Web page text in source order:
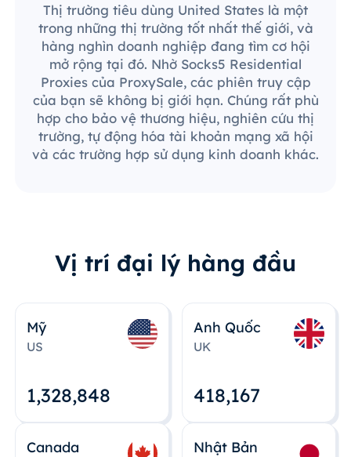
Thị trường tiêu dùng United States là một
trong những thị trường tốt nhất thế giới, và
hàng nghìn doanh nghiệp đang tìm cơ hội
mở rộng tại đó. Nhờ Socks5 Residential
Proxies của ProxySale, các phiên truy cập
của bạn sẽ không bị giới hạn. Chúng rất phù
hợp cho bảo vệ thương hiệu, nghiên cứu thị
trường, tự động hóa tài khoản mạng xã hội
và các trường hợp sử dụng kinh doanh khác.
Vị trí đại lý hàng đầu
Mỹ
US
1,328,848
Anh Quốc
UK
418,167
Canada Nhật Bản